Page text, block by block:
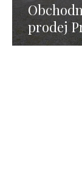
prodej
108m